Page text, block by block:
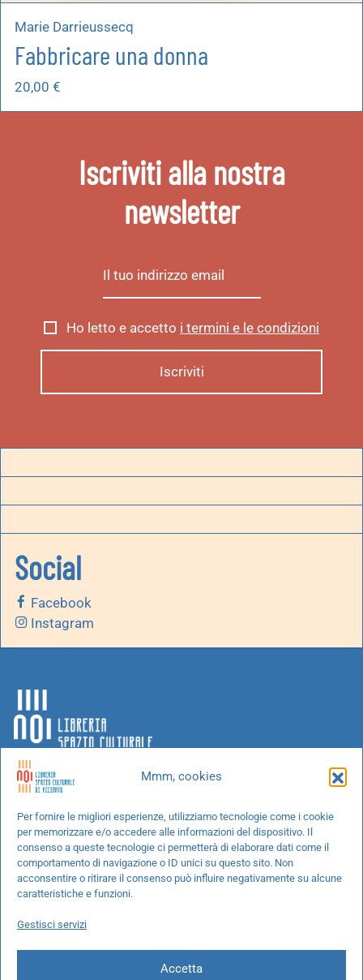
Mmm, cookies
Per fornire le migliori esperienze, utilizziamo tecnologie come i cookie
per memorizzare e/o accedere alle informazioni del dispositivo. Il
consenso a queste tecnologie ci permetterà di elaborare dati come il
comportamento di navigazione o ID unici su questo sito. Non
acconsentire o ritirare il consenso può influire negativamente su alcune
caratteristiche e funzioni.
Gestisci servizi
Accetta
Marie Darrieussecq
Fabbricare una donna
20,00 €
Iscriviti alla nostra
newsletter
Ho letto e accetto i termini e le condizioni
Social
Facebook
Instagram
Chi siamo
Progetti speciali
Richiedi un libro
Spedizioni
Cookie Policy